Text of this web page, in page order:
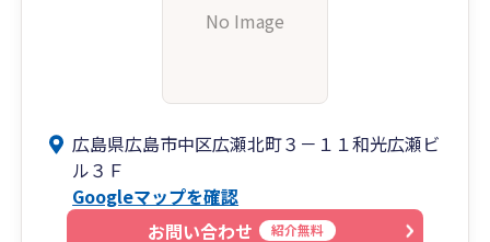
No Image
広島県広島市中区広瀬北町３－１１和光広瀬ビ
ル３Ｆ
Googleマップを確認
お問い合わせ
紹介無料